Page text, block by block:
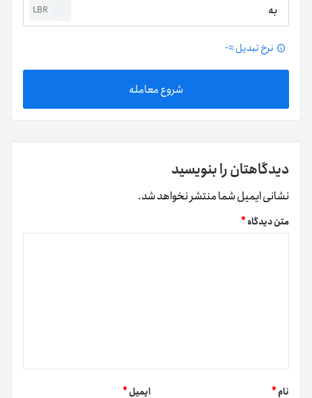
به LBR
نرخ تبدیل ≈-
شروع معامله
دیدگاهتان را بنویسید
نشانی ایمیل شما منتشر نخواهد شد.
متن دیدگاه*
نام* ایمیل*